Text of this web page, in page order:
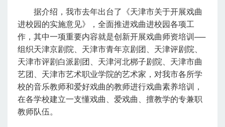
据介绍，我市去年出台了《天津市关于开展戏曲
进校园的实施意见》，全面推进戏曲进校园各项工
作，其中一项重要内容就是创新开展戏曲师资培训──
组织天津京剧院、天津市青年京剧团、天津评剧院、
天津市评剧白派剧团、天津河北梆子剧院、天津市曲
艺团、天津市艺术职业学院的艺术家，对我市各所学
校的音乐教师和爱好戏曲的教师进行戏曲素养培训，
在各学校建立一支懂戏曲、爱戏曲、擅教学的专兼职
教师队伍。